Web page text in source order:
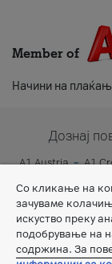
Member of
Начини на
Дознај
A1 Austria A1
Со кликање на
зачуваме
искуство преку
подобрување на
содржина. За